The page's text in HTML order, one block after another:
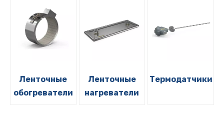
Ленточные
обогреватели
Ленточные
нагреватели
Термодатчики